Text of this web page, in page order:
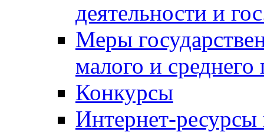
деятельности и
Меры
малого и среднего
Конкурсы
Интернет-